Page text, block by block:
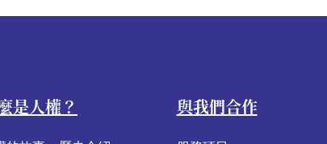
是人權？ 與我們合作